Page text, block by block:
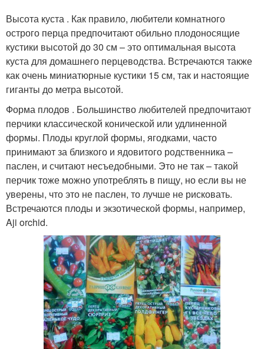
Высота куста . Как правило, любители комнатного
острого перца предпочитают обильно плодоносящие
кустики высотой до 30 см – это оптимальная высота
куста для домашнего перцеводства. Встречаются также
как очень миниатюрные кустики 15 см, так и настоящие
гиганты до метра высотой.
Форма плодов . Большинство любителей предпочитают
перчики классической конической или удлиненной
формы. Плоды круглой формы, ягодками, часто
принимают за близкого и ядовитого родственника –
паслен, и считают несъедобными. Это не так – такой
перчик тоже можно употреблять в пищу, но если вы не
уверены, что это не паслен, то лучше не рисковать.
Встречаются плоды и экзотической формы, например,
Aji orchid.